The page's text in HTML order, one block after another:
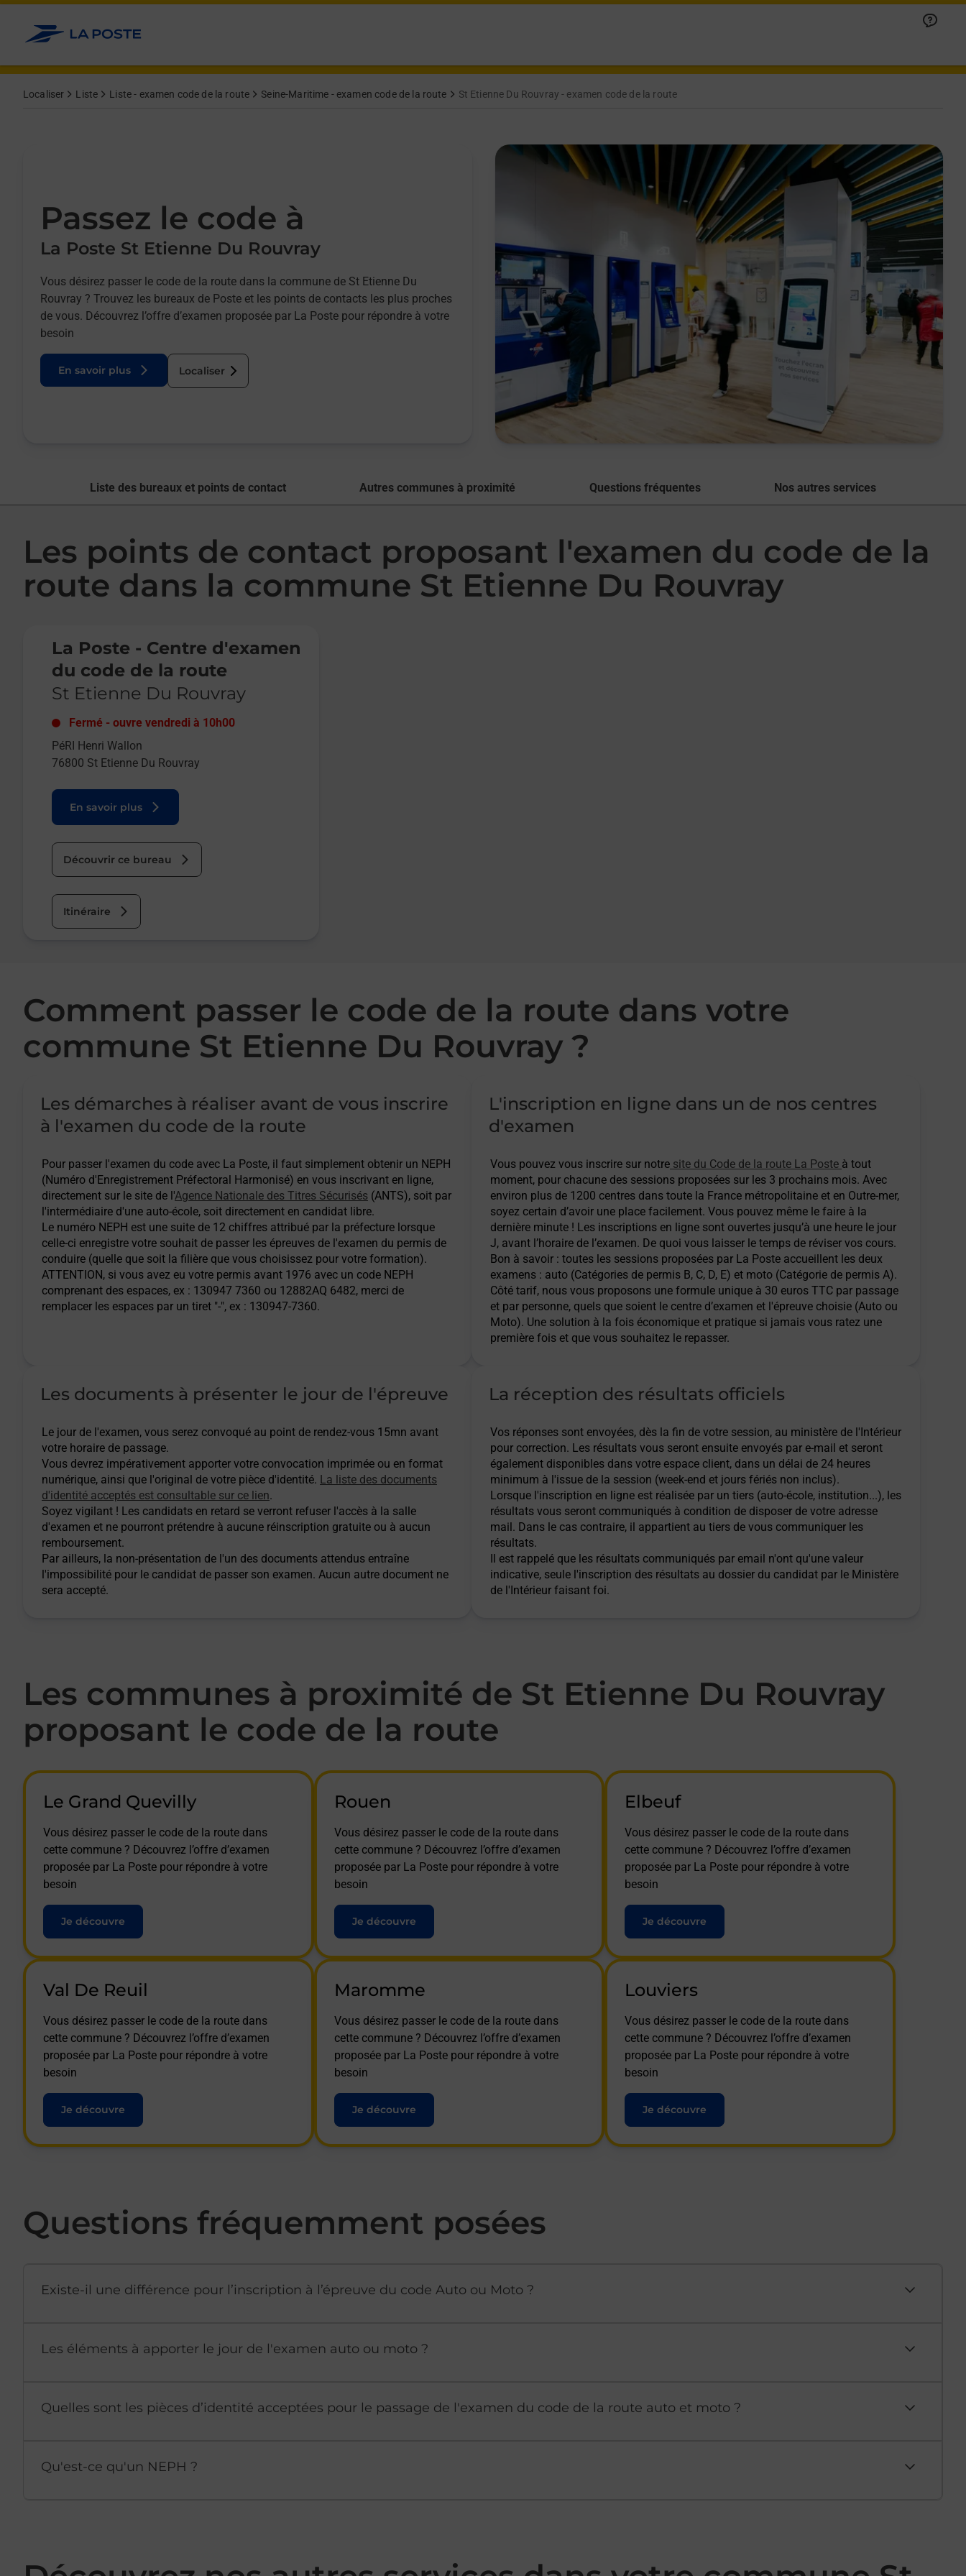
Allez au contenu
Localiser Liste Liste - examen code de la route Seine-Maritime - examen code de la route St Etienne Du Rouvray - examen code de la route
Passez le code à
La Poste St Etienne Du Rouvray
Vous désirez passer le code de la route dans la commune de St Etienne Du
Rouvray ? Trouvez les bureaux de Poste et les points de contacts les plus proches
de vous. Découvrez l’offre d’examen proposée par La Poste pour répondre à votre
besoin
En savoir plus Localiser
Liste des bureaux et points de contact Autres communes à proximité Questions fréquentes Nos autres services
Les points de contact proposant l'examen du code de la
route dans la commune St Etienne Du Rouvray
La Poste - Centre d'examen
du code de la route
St Etienne Du Rouvray
Fermé - ouvre vendredi à 10h00
PéRI Henri Wallon
76800 St Etienne Du Rouvray
En savoir plus
Découvrir ce bureau
Itinéraire
Comment passer le code de la route dans votre
commune St Etienne Du Rouvray ?
Les démarches à réaliser avant de vous inscrire
à l'examen du code de la route
Pour passer l'examen du code avec La Poste, il faut simplement obtenir un NEPH
(Numéro d'Enregistrement Préfectoral Harmonisé) en vous inscrivant en ligne,
directement sur le site de l'Agence Nationale des Titres Sécurisés (ANTS), soit par
l'intermédiaire d'une auto-école, soit directement en candidat libre.
Le numéro NEPH est une suite de 12 chiffres attribué par la préfecture lorsque
celle-ci enregistre votre souhait de passer les épreuves de l'examen du permis de
conduire (quelle que soit la filière que vous choisissez pour votre formation).
ATTENTION, si vous avez eu votre permis avant 1976 avec un code NEPH
comprenant des espaces, ex : 130947 7360 ou 12882AQ 6482, merci de
remplacer les espaces par un tiret "-", ex : 130947-7360.
L'inscription en ligne dans un de nos centres
d'examen
Vous pouvez vous inscrire sur notre site du Code de la route La Poste à tout
moment, pour chacune des sessions proposées sur les 3 prochains mois. Avec
environ plus de 1200 centres dans toute la France métropolitaine et en Outre-mer,
soyez certain d’avoir une place facilement. Vous pouvez même le faire à la
dernière minute ! Les inscriptions en ligne sont ouvertes jusqu’à une heure le jour
J, avant l’horaire de l’examen. De quoi vous laisser le temps de réviser vos cours.
Bon à savoir : toutes les sessions proposées par La Poste accueillent les deux
examens : auto (Catégories de permis B, C, D, E) et moto (Catégorie de permis A).
Côté tarif, nous vous proposons une formule unique à 30 euros TTC par passage
et par personne, quels que soient le centre d’examen et l'épreuve choisie (Auto ou
Moto). Une solution à la fois économique et pratique si jamais vous ratez une
première fois et que vous souhaitez le repasser.
Les documents à présenter le jour de l'épreuve
Le jour de l'examen, vous serez convoqué au point de rendez-vous 15mn avant
votre horaire de passage.
Vous devrez impérativement apporter votre convocation imprimée ou en format
numérique, ainsi que l'original de votre pièce d'identité. La liste des documents
d'identité acceptés est consultable sur ce lien.
Soyez vigilant ! Les candidats en retard se verront refuser l'accès à la salle
d'examen et ne pourront prétendre à aucune réinscription gratuite ou à aucun
remboursement.
Par ailleurs, la non-présentation de l'un des documents attendus entraîne
l'impossibilité pour le candidat de passer son examen. Aucun autre document ne
sera accepté.
La réception des résultats officiels
Vos réponses sont envoyées, dès la fin de votre session, au ministère de l'Intérieur
pour correction. Les résultats vous seront ensuite envoyés par e-mail et seront
également disponibles dans votre espace client, dans un délai de 24 heures
minimum à l'issue de la session (week-end et jours fériés non inclus).
Lorsque l'inscription en ligne est réalisée par un tiers (auto-école, institution...), les
résultats vous seront communiqués à condition de disposer de votre adresse
mail. Dans le cas contraire, il appartient au tiers de vous communiquer les
résultats.
Il est rappelé que les résultats communiqués par email n'ont qu'une valeur
indicative, seule l'inscription des résultats au dossier du candidat par le Ministère
de l'Intérieur faisant foi.
Les communes à proximité de St Etienne Du Rouvray
proposant le code de la route
Le Grand Quevilly
Vous désirez passer le code de la route dans
cette commune ? Découvrez l’offre d’examen
proposée par La Poste pour répondre à votre
besoin
Je découvre
Rouen
Vous désirez passer le code de la route dans
cette commune ? Découvrez l’offre d’examen
proposée par La Poste pour répondre à votre
besoin
Je découvre
Elbeuf
Vous désirez passer le code de la route dans
cette commune ? Découvrez l’offre d’examen
proposée par La Poste pour répondre à votre
besoin
Je découvre
Val De Reuil
Vous désirez passer le code de la route dans
cette commune ? Découvrez l’offre d’examen
proposée par La Poste pour répondre à votre
besoin
Je découvre
Maromme
Vous désirez passer le code de la route dans
cette commune ? Découvrez l’offre d’examen
proposée par La Poste pour répondre à votre
besoin
Je découvre
Louviers
Vous désirez passer le code de la route dans
cette commune ? Découvrez l’offre d’examen
proposée par La Poste pour répondre à votre
besoin
Je découvre
Questions fréquemment posées
Existe-il une différence pour l’inscription à l’épreuve du code Auto ou Moto ?
Afficher ou masquer la réponse
Les éléments à apporter le jour de l'examen auto ou moto ?
Afficher ou masquer la réponse
Quelles sont les pièces d’identité acceptées pour le passage de l'examen du code de la route auto et moto ?
Afficher ou masquer la réponse
Qu'est-ce qu'un NEPH ?
Afficher ou masquer la réponse